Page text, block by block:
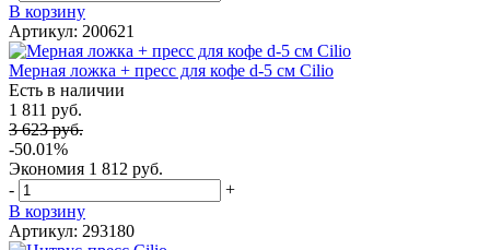
В корзину
Артикул: 200621
Мерная ложка + пресс для кофе d-5 см Cilio
Есть в наличии
1 811 руб.
3 623 руб.
-50.01%
Экономия 1 812 руб.
-
+
В корзину
Артикул: 293180